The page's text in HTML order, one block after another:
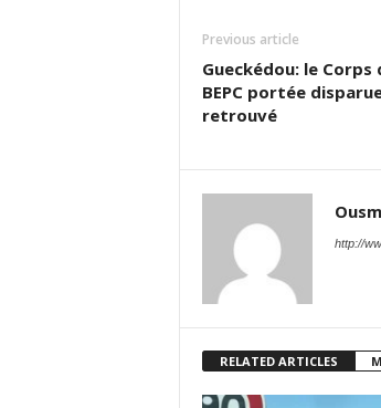
Previous article
Gueckédou: le Corps
BEPC portée
retrouvé
http://
RELATED ARTICLES